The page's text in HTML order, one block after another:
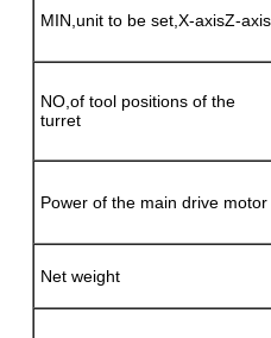
MIN,unit to be set,X-axisZ-axis
NO,of tool positions of the
turret
Power of the main drive motor
Net weight